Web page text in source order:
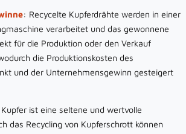
: Recycelte Kupferdrähte werden in einer
verarbeitet und das gewonnene
für die Produktion oder den Verkauf
die Produktionskosten des
und der Unternehmensgewinn gesteigert
ist eine seltene und wertvolle
das Recycling von Kupferschrott können